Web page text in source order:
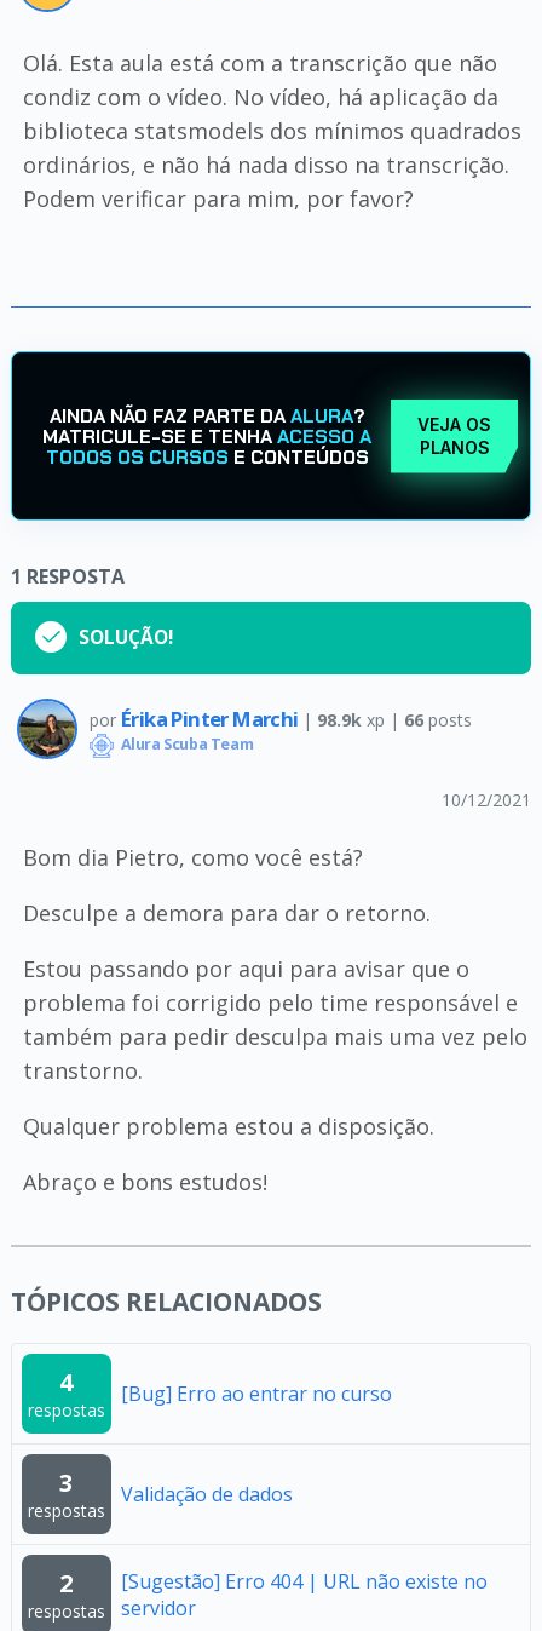
Olá. Esta aula está com a transcrição que não
condiz com o vídeo. No vídeo, há aplicação da
biblioteca statsmodels dos mínimos quadrados
ordinários, e não há nada disso na transcrição.
Podem verificar para mim, por favor?
AINDA NÃO FAZ PARTE DAALURA?
MATRICULE-SE E TENHAACESSO A
TODOS OS CURSOS E CONTEÚDOS
VEJA OS
PLANOS
1 RESPOSTA
SOLUÇÃO!
por Érika Pinter Marchi | 98.9k xp | 66posts
Alura Scuba Team
10/12/2021
Bom dia Pietro, como você está?
Desculpe a demora para dar o retorno.
Estou passando por aqui para avisar que o
problema foi corrigido pelo time responsável e
também para pedir desculpa mais uma vez pelo
transtorno.
Qualquer problema estou a disposição.
Abraço e bons estudos!
TÓPICOS RELACIONADOS
4
respostas
[Bug] Erro ao entrar no curso
3
respostas
Validação de dados
2
respostas
[Sugestão] Erro 404 | URL não existe no
servidor